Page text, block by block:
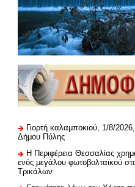
Γιορτή καλαμποκιού, 1/8/
Δήμου Πύλης
H Περιφέρεια Θεσσαλίας
ενός μεγάλου φωτοβολταϊκού
Τρικάλων